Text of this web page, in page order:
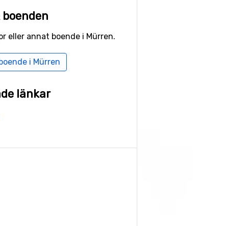
eller annat boende i Mürren.
i Mürren
länkar